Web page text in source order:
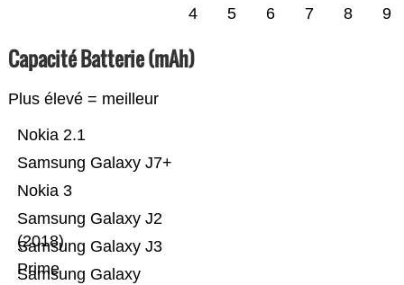
4 5 6 7 8 9
Capacité Batterie (mAh)
Plus élevé = meilleur
Samsung Galaxy
Samsung Galaxy J3
Prime
Samsung Galaxy J2
(2018)
Nokia 3
Samsung Galaxy J7+
Nokia 2.1